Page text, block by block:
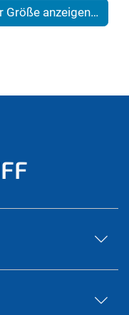
Größe anzeigen…